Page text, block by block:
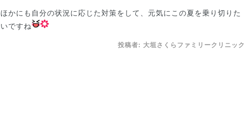
ほかにも自分の状況に応じた対策をして、元気にこの夏を乗り切りた
いですね
投稿者: 大垣さくらファミリークリニック